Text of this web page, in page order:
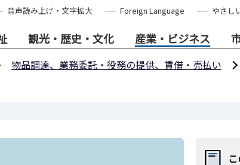
音声読み上げ・文字拡大 Foreign Language やさし
観光・歴史・文化 産業・ビジネス
物品調達、業務委託・役務の提供、賃借・売払い